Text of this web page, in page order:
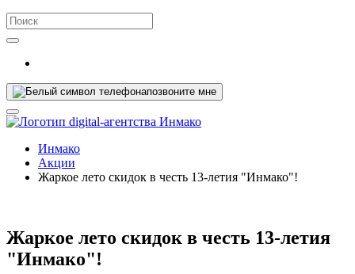
позвоните мне
Инмако
Акции
Жаркое лето скидок в честь 13-летия "Инмако"!
Жаркое лето скидок в честь 13-летия
"Инмако"!